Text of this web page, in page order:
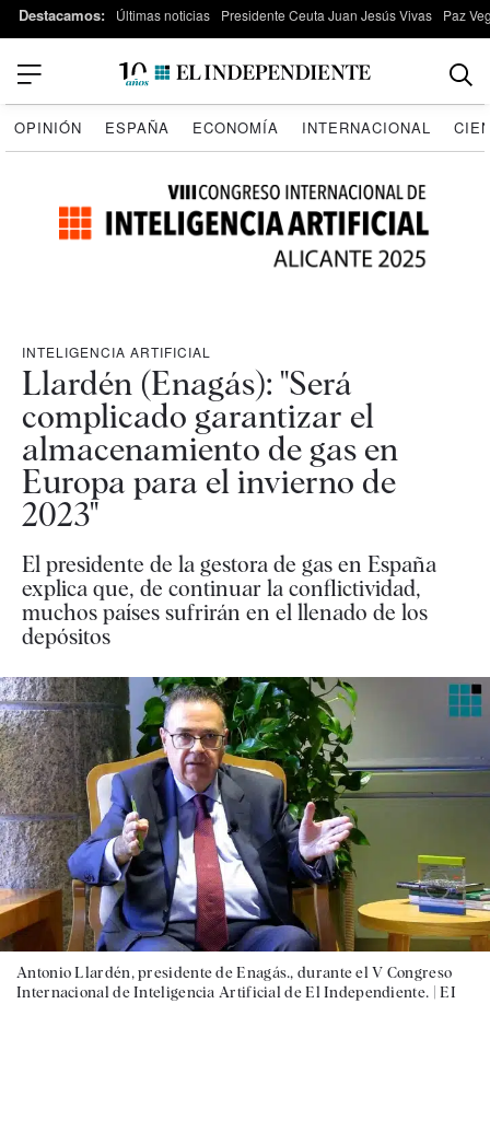
Destacamos: Últimas noticias Presidente Ceuta Juan Jesús Vivas Paz
OPINIÓN ESPAÑA ECONOMÍA INTERNACIONAL
INTELIGENCIA ARTIFICIAL
Llardén (Enagás): "Será
complicado garantizar el
almacenamiento de gas en
Europa para el invierno de
2023"
El presidente de la gestora de gas en España
explica que, de continuar la conflictividad,
muchos países sufrirán en el llenado de los
depósitos
Antonio Llardén, presidente de Enagás., durante el V Congreso
Internacional de Inteligencia Artificial de El Independiente. |EI